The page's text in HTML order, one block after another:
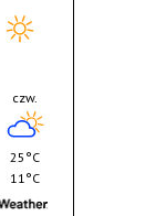
czw.
25°C
11°C